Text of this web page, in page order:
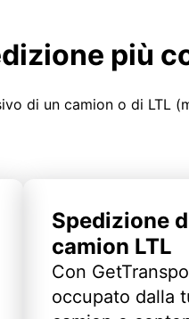
più
di un camion o di LTL
Spedizione
camion LTL
Con
occupato dalla